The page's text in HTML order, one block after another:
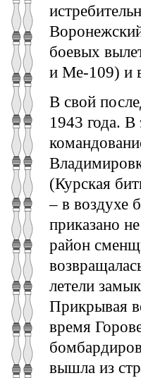
боевых
и Me-109) и
В свой
1943 года. В
(Курская
– в воздухе
приказано
район
летели
Прикрывая
время
вышла из